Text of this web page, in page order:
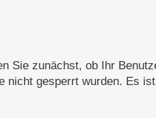
Sie zunächst, ob Ihr
nicht gesperrt wurden. Es